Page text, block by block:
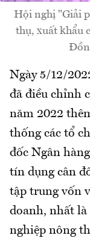
Hội nghị "Giải
thụ, xuất khẩu
Ngày 5/12/
đã điều chỉnh
năm 2022
thống các tổ
đốc Ngân
tín dụng cân
tập trung vốn
doanh, nhất
nghiệp nông